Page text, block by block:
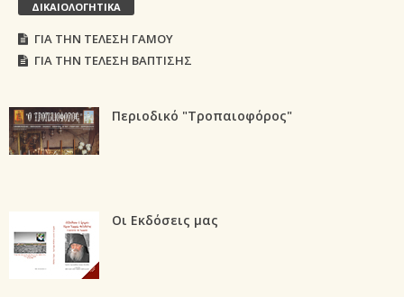
ΔΙΚΑΙΟΛΟΓΗΤΙΚΑ
ΓΙΑ ΤΗΝ ΤΕΛΕΣΗ ΓΑΜΟΥ
ΓΙΑ ΤΗΝ ΤΕΛΕΣΗ ΒΑΠΤΙΣΗΣ
Περιοδικό "Τροπαιοφόρος"
Οι Εκδόσεις μας